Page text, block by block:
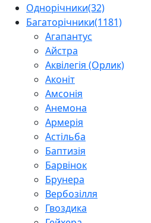
Однорічники(32)
Багаторічники(1181)
Агапантус
Айстра
Аквілегія (Орлик)
Аконіт
Амсонія
Анемона
Армерія
Астільба
Баптизія
Барвінок
Брунера
Вербозілля
Гвоздика